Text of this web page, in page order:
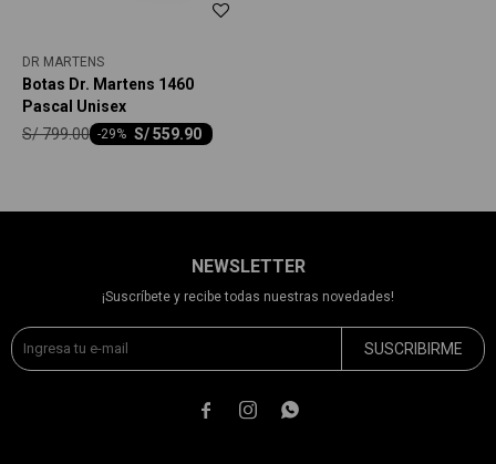
DR MARTENS
Botas Dr. Martens 1460
Pascal Unisex
S/559.90
-29
S/799.00
NEWSLETTER
¡Suscríbete y recibe todas nuestras novedades!
SUSCRIBIRME
  